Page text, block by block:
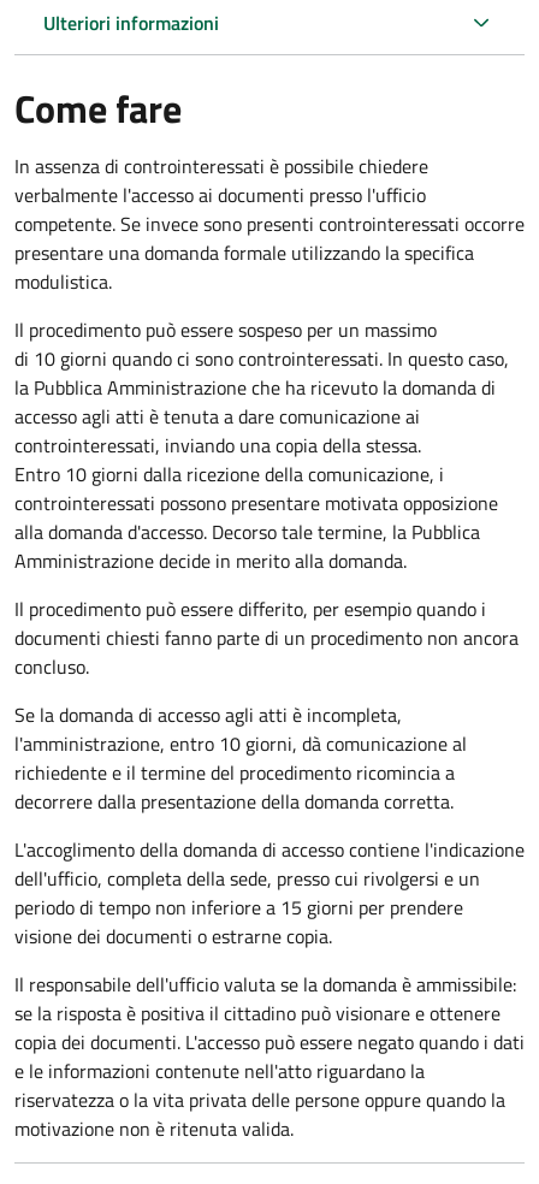
Ulteriori informazioni
Come fare
In assenza di controinteressati è possibile chiedere
verbalmente l'accesso ai documenti presso l'ufficio
competente. Se invece sono presenti controinteressati occorre
presentare una domanda formale utilizzando la specifica
modulistica.
Il procedimento può essere sospeso per un massimo
di 10 giorni quando ci sono controinteressati. In questo caso,
la Pubblica Amministrazione che ha ricevuto la domanda di
accesso agli atti è tenuta a dare comunicazione ai
controinteressati, inviando una copia della stessa.
Entro 10 giorni dalla ricezione della comunicazione, i
controinteressati possono presentare motivata opposizione
alla domanda d'accesso. Decorso tale termine, la Pubblica
Amministrazione decide in merito alla domanda.
Il procedimento può essere differito, per esempio quando i
documenti chiesti fanno parte di un procedimento non ancora
concluso.
Se la domanda di accesso agli atti è incompleta,
l'amministrazione, entro 10 giorni, dà comunicazione al
richiedente e il termine del procedimento ricomincia a
decorrere dalla presentazione della domanda corretta.
L'accoglimento della domanda di accesso contiene l'indicazione
dell'ufficio, completa della sede, presso cui rivolgersi e un
periodo di tempo non inferiore a 15 giorni per prendere
visione dei documenti o estrarne copia.
Il responsabile dell'ufficio valuta se la domanda è ammissibile:
se la risposta è positiva il cittadino può visionare e ottenere
copia dei documenti. L'accesso può essere negato quando i dati
e le informazioni contenute nell'atto riguardano la
riservatezza o la vita privata delle persone oppure quando la
motivazione non è ritenuta valida.